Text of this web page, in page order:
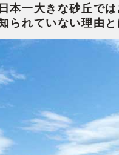
本一大きな砂丘では
られていない理由と